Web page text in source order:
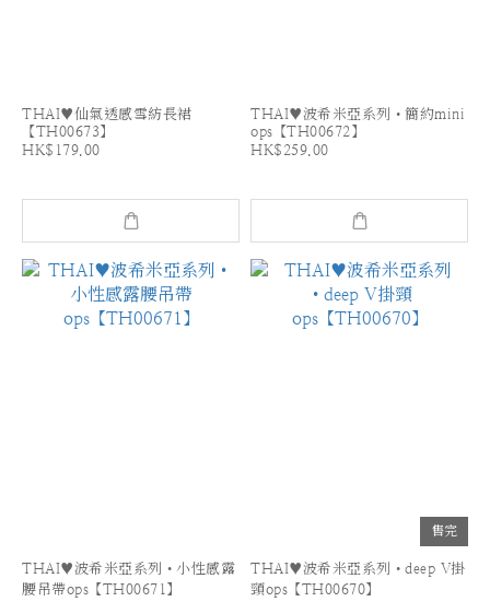
THAI♥仙氣透感雪紡長裙
【TH00673】
HK$179.00
THAI♥波希米亞系列•簡約mini
ops【TH00672】
HK$259.00
THAI♥波希米亞系列•小性感露
腰吊帶ops【TH00671】
售完
THAI♥波希米亞系列•deep V掛
頸ops【TH00670】